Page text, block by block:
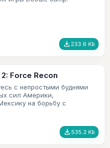
file_download 233.6 Kb
Force Recon
с непростыми буднями
сил Америки,
на борьбу с
file_download 535.2 Kb